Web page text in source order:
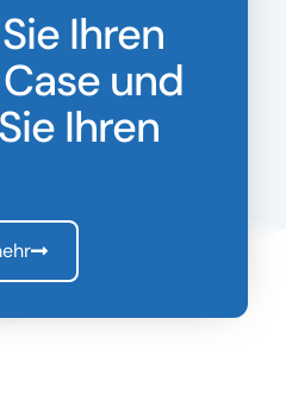
Ihren
und
Ihren